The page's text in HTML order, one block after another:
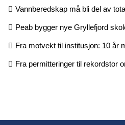
Vannberedskap må bli del av
Peab bygger nye Gryllefjord
Fra motvekt til institusjon: 10 år
Fra permitteringer til rekordstor